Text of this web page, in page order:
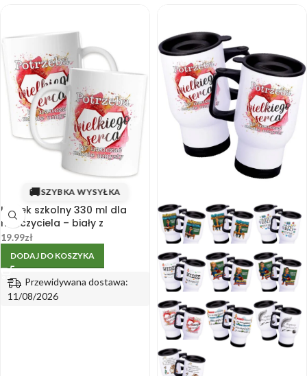
🚚SZYBKA WYSYŁKA
Kubek szkolny 330 ml dla
nauczyciela – biały z
cytatem, dwustronny nadruk
19.99zł
DODAJ DO KOSZYKA
Przewidywana dostawa:
11/08/2026